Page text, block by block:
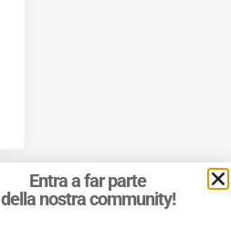
Entra a far parte
della nostra community!